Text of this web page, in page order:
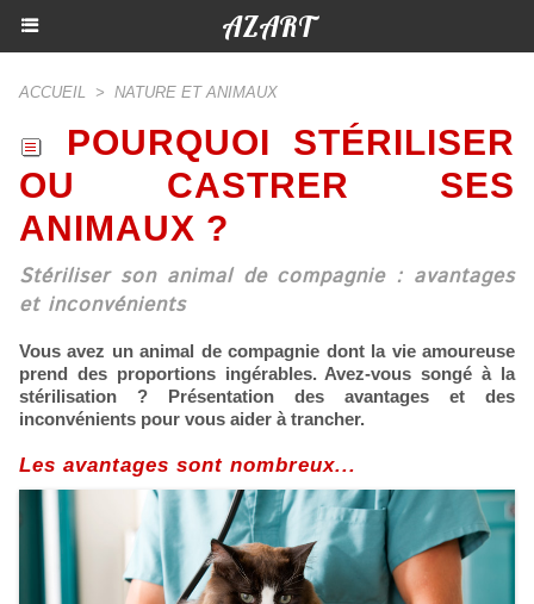
AZART
ACCUEIL > NATURE ET ANIMAUX
POURQUOI STÉRILISER
OU CASTRER SES
ANIMAUX ?
Stériliser son animal de compagnie : avantages
et inconvénients
Vous avez un animal de compagnie dont la vie amoureuse
prend des proportions ingérables. Avez-vous songé à la
stérilisation ? Présentation des avantages et des
inconvénients pour vous aider à trancher.
Les avantages sont nombreux...